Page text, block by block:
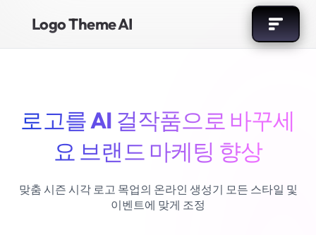
Logo Theme AI
로고를 AI 걸작품으로 바꾸세
요 브랜드 마케팅 향상
맞춤 시즌 시각 로고 목업의 온라인 생성기 모든 스타일 및
이벤트에 맞게 조정